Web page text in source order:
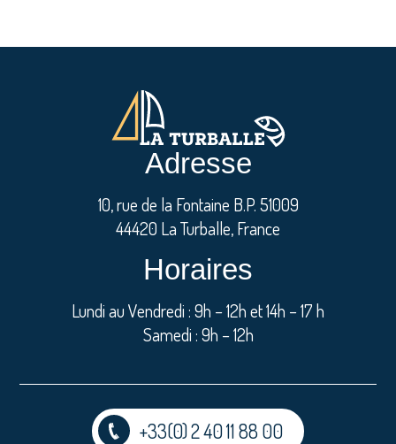
Adresse
10, rue de la Fontaine B.P. 51009
44420 La Turballe, France
Horaires
Lundi au Vendredi : 9h – 12h et 14h – 17 h
Samedi : 9h – 12h
+33(0) 2 40 11 88 00